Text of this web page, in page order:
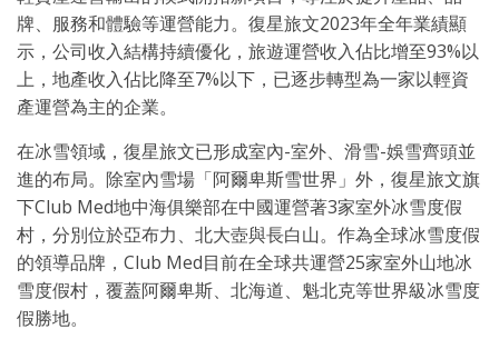
牌、服務和體驗等運營能力。復星旅文2023年全年業績顯
示，公司收入結構持續優化，旅遊運營收入佔比增至93%以
上，地產收入佔比降至7%以下，已逐步轉型為一家以輕資
產運營為主的企業。
在冰雪領域，復星旅文已形成室內-室外、滑雪-娛雪齊頭並
進的布局。除室內雪場「阿爾卑斯雪世界」外，復星旅文旗
下Club Med地中海俱樂部在中國運營著3家室外冰雪度假
村，分別位於亞布力、北大壺與長白山。作為全球冰雪度假
的領導品牌，Club Med目前在全球共運營25家室外山地冰
雪度假村，覆蓋阿爾卑斯、北海道、魁北克等世界級冰雪度
假勝地。